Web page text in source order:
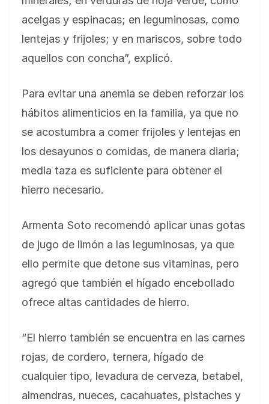
acelgas y espinacas; en leguminosas, como
lentejas y frijoles; y en mariscos, sobre todo
aquellos con concha”, explicó.
Para evitar una anemia se deben reforzar los
hábitos alimenticios en la familia, ya que no
se acostumbra a comer frijoles y lentejas en
los desayunos o comidas, de manera diaria;
media taza es suficiente para obtener el
hierro necesario.
Armenta Soto recomendó aplicar unas gotas
de jugo de limón a las leguminosas, ya que
ello permite que detone sus vitaminas, pero
agregó que también el hígado encebollado
ofrece altas cantidades de hierro.
“El hierro también se encuentra en las carnes
rojas, de cordero, ternera, hígado de
cualquier tipo, levadura de cerveza, betabel,
almendras, nueces, cacahuates, pistaches y